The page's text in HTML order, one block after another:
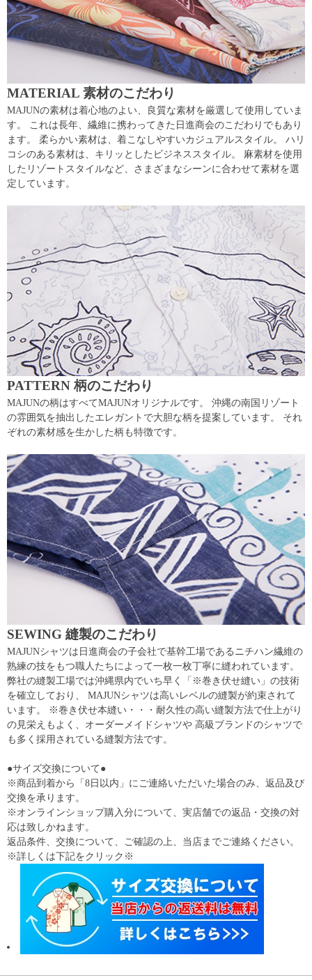
MATERIAL 素材のこだわり
MAJUNの素材は着心地のよい、良質な素材を厳選して使用していま
す。 これは長年、繊維に携わってきた日進商会のこだわりでもあり
ます。 柔らかい素材は、着こなしやすいカジュアルスタイル。 ハリ
コシのある素材は、キリッとしたビジネススタイル。 麻素材を使用
したリゾートスタイルなど、さまざまなシーンに合わせて素材を選
定しています。
PATTERN 柄のこだわり
MAJUNの柄はすべてMAJUNオリジナルです。 沖縄の南国リゾート
の雰囲気を抽出したエレガントで大胆な柄を提案しています。 それ
ぞれの素材感を生かした柄も特徴です。
SEWING 縫製のこだわり
MAJUNシャツは日進商会の子会社で基幹工場であるニチハン繊維の
熟練の技をもつ職人たちによって一枚一枚丁寧に縫われています。
弊社の縫製工場では沖縄県内でいち早く「※巻き伏せ縫い」の技術
を確立しており、 MAJUNシャツは高いレベルの縫製が約束されて
います。 ※巻き伏せ本縫い・・・耐久性の高い縫製方法で仕上がり
の見栄えもよく、オーダーメイドシャツや 高級ブランドのシャツで
も多く採用されている縫製方法です。
●サイズ交換について●
※商品到着から「8日以内」にご連絡いただいた場合のみ、返品及び
交換を承ります。
※オンラインショップ購入分について、実店舗での返品・交換の対
応は致しかねます。
返品条件、交換について、ご確認の上、当店までご連絡ください。
※詳しくは下記をクリック※